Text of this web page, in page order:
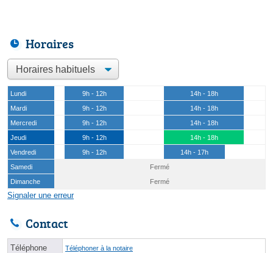
Horaires
Lundi 9h - 12h
14h - 18h
Mardi
9h - 12h
14h - 18h
Mercredi
9h - 12h
14h - 18h
Jeudi
9h - 12h
14h - 18h
Vendredi
9h - 12h
14h - 17h
Samedi
Fermé
Dimanche
Fermé
Signaler une erreur
Contact
Téléphone Téléphoner à la notaire